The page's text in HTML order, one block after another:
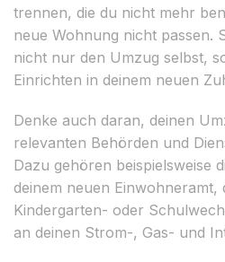
trennen, die du nicht mehr
neue Wohnung nicht passen.
nicht nur den Umzug selbst,
Einrichten in deinem neuen
Denke auch daran, deinen
relevanten Behörden und
Dazu gehören beispielsweise
deinem neuen Einwohneramt,
Kindergarten- oder
an deinen Strom-, Gas- und